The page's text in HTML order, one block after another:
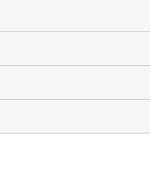
）
S」
地下室」